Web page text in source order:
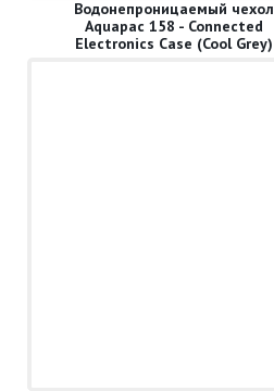
Водонепроницаемый чехол
Aquapac 158 - Connected
Electronics Case (Cool Grey)